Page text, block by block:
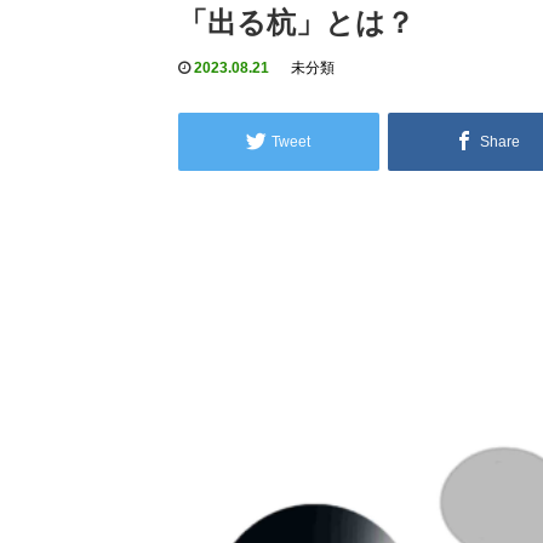
「出る杭」とは？
2023.08.21 未分類
Tweet Share